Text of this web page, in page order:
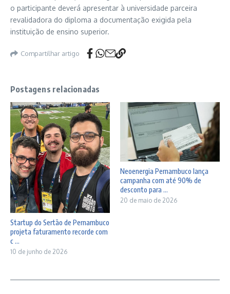
o participante deverá apresentar à universidade parceira
revalidadora do diploma a documentação exigida pela
instituição de ensino superior.
Compartilhar artigo
Postagens relacionadas
Startup do Sertão de Pernambuco
projeta faturamento recorde com
c ...
10 de junho de 2026
Neoenergia Pernambuco lança
campanha com até 90% de
desconto para ...
20 de maio de 2026